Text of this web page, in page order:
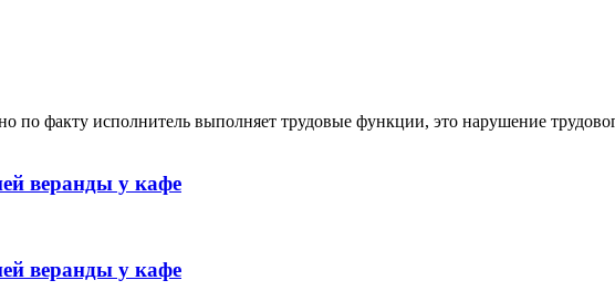
по факту исполнитель выполняет трудовые функции, это нарушение
веранды у кафе
веранды у кафе